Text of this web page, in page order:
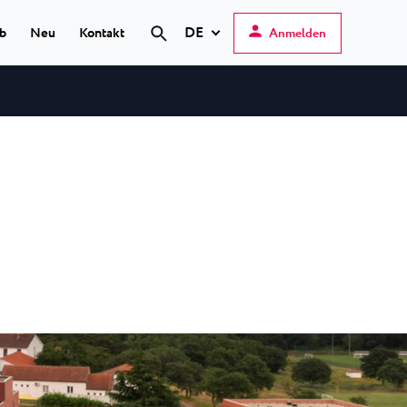
Neu Kontakt DE Anmelden
Suche